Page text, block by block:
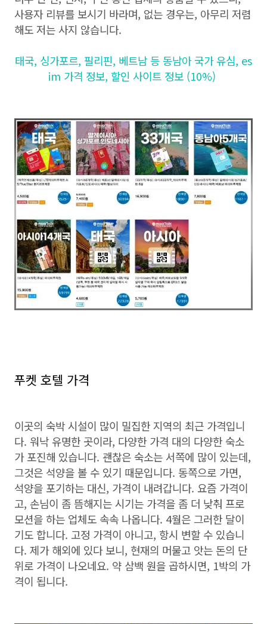
사용자 리뷰를 보시기 바라며, 없는 경우는, 아무리 저렴
해도 저는 사지 않습니다.
태국, 싱가포르, 필리핀, 베트남 등 동남아 국가 유심, es
im 가격 정보, 할인 사이트 정보 (10%)
푸켓 호텔 가격
이곳의 숙박 시설이 많이 밀집한 지역의 최근 가격입니
다. 워낙 유명한 곳이라, 다양한 가격 대의 다양한 숙소
가 포진해 있습니다. 괜찮은 숙소는 서쪽에 많이 있는데,
그것은 석양을 볼 수 있기 때문입니다. 동쪽으로 가면,
석양을 포기하는 대신, 가격이 내려갑니다. 요즘 가격이
고, 손님이 좀 뜸해지는 시기는 가격을 좀 더 낮춰 프로
모션을 하는 업체도 속속 나옵니다. 4월은 그러한 달이
기도 합니다. 고정 가격이 아니고, 항시 변할 수 있습니
다. 제가 해외에 있다 보니, 현재의 머물고 앗는 돈의 단
위로 가격이 나오네요. 약 삼백 원을 곱하시면, 1박의 가
격이 됩니다.